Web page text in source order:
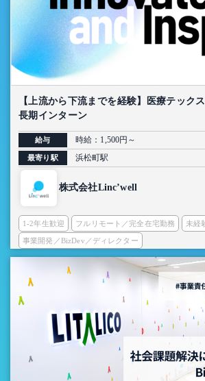
【上流から下流までを経験】医療テック
長期インターン
給与 時給：1,500円～
最寄り駅 浜松町駅
株式会社Linc’well
1-2年生歓迎 フルリモート／完全在宅勤務 未経
事業開発／BizDev／ディレクター